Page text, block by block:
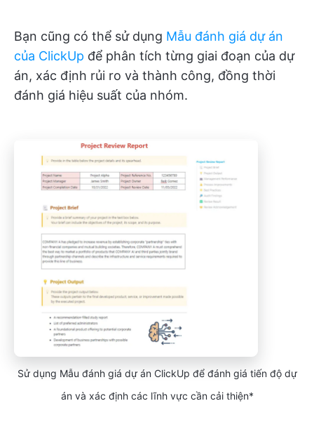
Bạn cũng có thể sử dụng Mẫu đánh giá dự án
của ClickUp để phân tích từng giai đoạn của dự
án, xác định rủi ro và thành công, đồng thời
đánh giá hiệu suất của nhóm.
Sử dụng Mẫu đánh giá dự án ClickUp để đánh giá tiến độ dự
án và xác định các lĩnh vực cần cải thiện*